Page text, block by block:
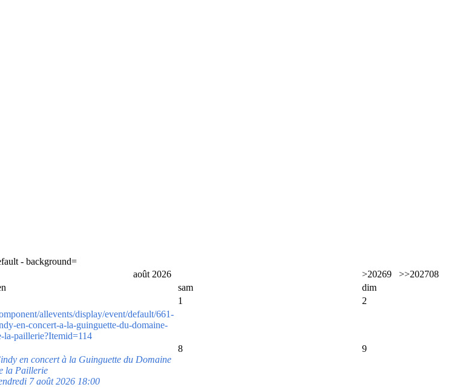
- background=
août 2026 >20269 >>202708
sam
dim
1
2
allevents/display/event/default/661-
en-concert-a-la-guinguette-du-domaine-
la-paillerie?Itemid=114
en concert à la Guinguette du Domaine
la Paillerie
7 août 2026 18:00
8 9